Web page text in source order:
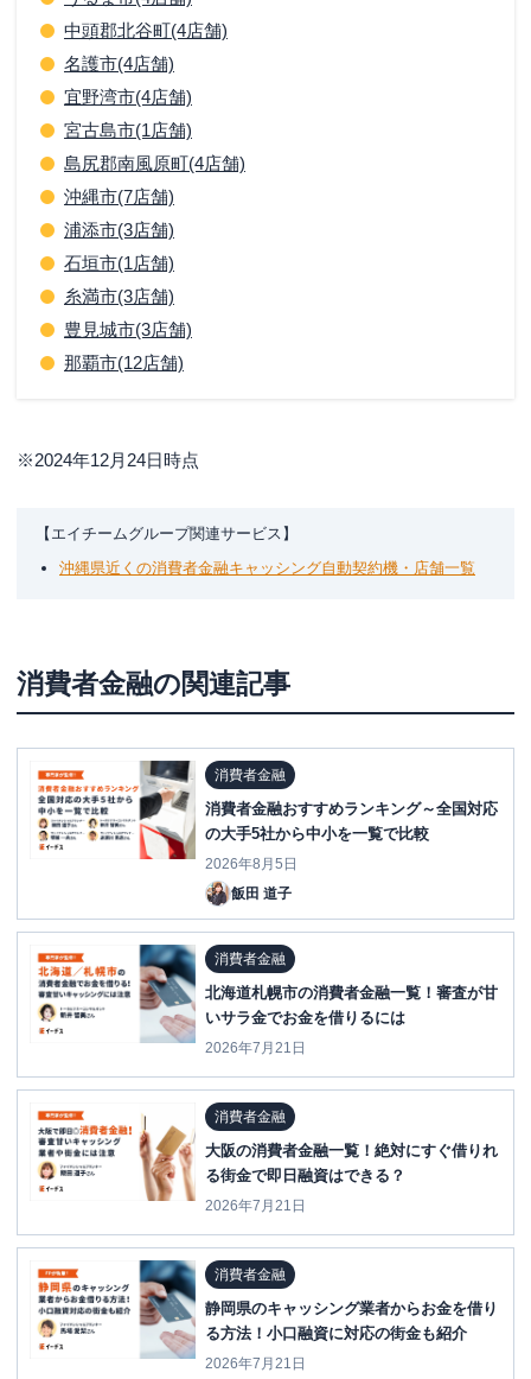
中頭郡北谷町(4店舗)
名護市(4店舗)
宜野湾市(4店舗)
宮古島市(1店舗)
島尻郡南風原町(4店舗)
沖縄市(7店舗)
浦添市(3店舗)
石垣市(1店舗)
糸満市(3店舗)
豊見城市(3店舗)
那覇市(12店舗)
※2024年12月24日時点
【エイチームグループ関連サービス】
沖縄県近くの消費者金融キャッシング自動契約機・店舗一覧
消費者金融の関連記事
消費者金融
消費者金融おすすめランキング～全国対応
の大手5社から中小を一覧で比較
2026年8月5日
飯田 道子
消費者金融
北海道札幌市の消費者金融一覧！審査が甘
いサラ金でお金を借りるには
2026年7月21日
消費者金融
大阪の消費者金融一覧！絶対にすぐ借りれ
る街金で即日融資はできる？
2026年7月21日
消費者金融
静岡県のキャッシング業者からお金を借り
る方法！小口融資に対応の街金も紹介
2026年7月21日